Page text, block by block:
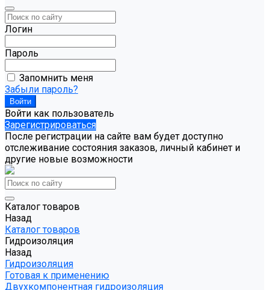
Логин
Пароль
Запомнить меня
Забыли пароль?
Войти как пользователь
Зарегистрироваться
После регистрации на сайте вам будет доступно
отслеживание состояния заказов, личный кабинет и
другие новые возможности
Каталог товаров
Назад
Каталог товаров
Гидроизоляция
Назад
Гидроизоляция
Готовая к применению
Двухкомпонентная гидроизоляция